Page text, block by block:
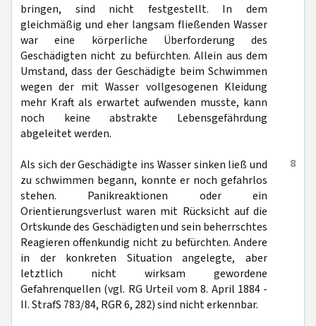
bringen, sind nicht festgestellt. In dem
gleichmäßig und eher langsam fließenden Wasser
war eine körperliche Überforderung des
Geschädigten nicht zu befürchten. Allein aus dem
Umstand, dass der Geschädigte beim Schwimmen
wegen der mit Wasser vollgesogenen Kleidung
mehr Kraft als erwartet aufwenden musste, kann
noch keine abstrakte Lebensgefährdung
abgeleitet werden.
8
Als sich der Geschädigte ins Wasser sinken ließ und
zu schwimmen begann, konnte er noch gefahrlos
stehen. Panikreaktionen oder ein
Orientierungsverlust waren mit Rücksicht auf die
Ortskunde des Geschädigten und sein beherrschtes
Reagieren offenkundig nicht zu befürchten. Andere
in der konkreten Situation angelegte, aber
letztlich nicht wirksam gewordene
Gefahrenquellen (vgl. RG Urteil vom 8. April 1884 -
II. StrafS 783/84, RGR 6, 282) sind nicht erkennbar.